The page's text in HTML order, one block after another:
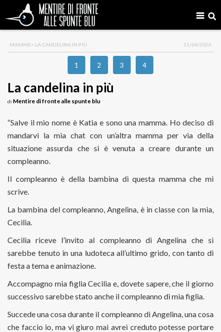
MAMME> LA CANDELINA IN PIÙ 11/04/2026
1 2 3 4
La candelina in più
di Mentire di fronte alle spunte blu
“Salve il mio nome è Katia e sono una mamma. Ho deciso di
mandarvi la mia chat con un’altra mamma per via della
situazione assurda che si è venuta a creare durante un
compleanno.
Il compleanno è della bambina di questa mamma che mi
scrive.
La bambina del compleanno, Angelina, è in classe con la mia,
Cecilia.
Cecilia riceve l’invito al compleanno di Angelina che si
sarebbe tenuto in una ludoteca all’ultimo grido, con tanto di
festa a tema e animazione.
Accompagno mia figlia Cecilia e, dovete sapere, che il giorno
successivo sarebbe stato anche il compleanno di mia figlia.
Succede una cosa durante il compleanno di Angelina, una cosa
che faccio io, ma vi giuro mai avrei creduto potesse portare